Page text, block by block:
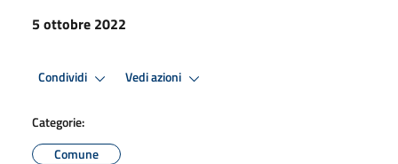
5 ottobre 2022
Condividi Vedi azioni
Categorie:
Comune